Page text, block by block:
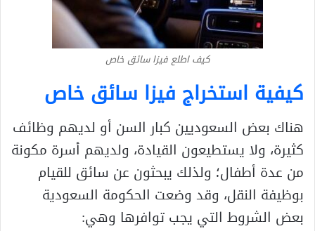
كيف اطلع فيزا سائق خاص
كيفية استخراج فيزا سائق خاص
هناك بعض السعوديين كبار السن أو لديهم وظائف
كثيرة، ولا يستطيعون القيادة، ولديهم أسرة مكونة
من عدة أطفال؛ ولذلك يبحثون عن سائق للقيام
بوظيفة النقل، وقد وضعت الحكومة السعودية
بعض الشروط التي يجب توافرها وهي: